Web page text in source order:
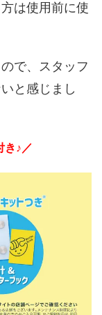
は使用前に使
で、スタッフ
と感じまし
き♪／